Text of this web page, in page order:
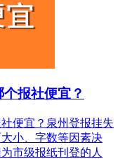
报社便宜？
便宜？泉州登报挂失
小、字数等因素决
市级报纸刊登的人